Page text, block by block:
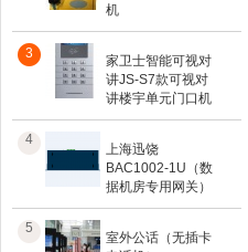
机
3
家卫士智能可视对
讲JS-S7款可视对
讲楼宇单元门口机
4
上海迅饶
BAC1002-1U（数
据机房专用网关）
5
室外公话（无插卡